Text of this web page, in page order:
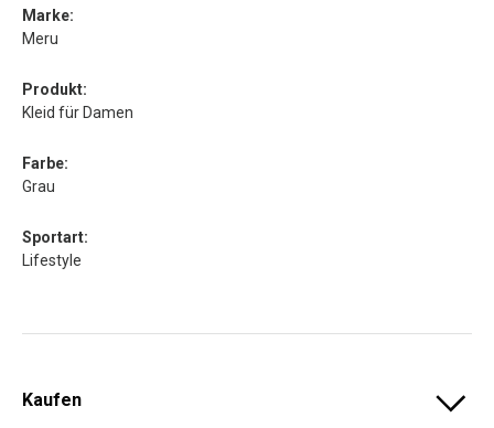
Marke:
Meru
Produkt:
Kleid für Damen
Farbe:
Grau
Sportart:
Lifestyle
Kaufen